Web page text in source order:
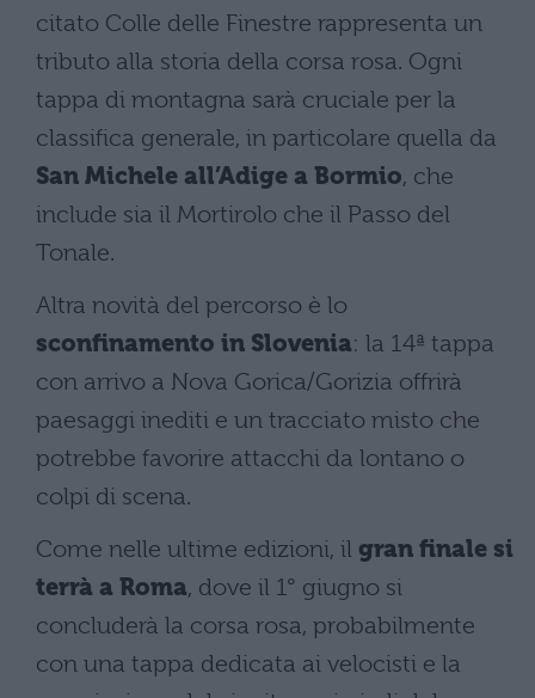
citato Colle delle Finestre rappresenta un
tributo alla storia della corsa rosa. Ogni
tappa di montagna sarà cruciale per la
classifica generale, in particolare quella da
San Michele all’Adige a Bormio, che
include sia il Mortirolo che il Passo del
Tonale.
Altra novità del percorso è lo
sconfinamento in Slovenia: la 14ª tappa
con arrivo a Nova Gorica/Gorizia offrirà
paesaggi inediti e un tracciato misto che
potrebbe favorire attacchi da lontano o
colpi di scena.
Come nelle ultime edizioni, il gran finale si
terrà a Roma, dove il 1° giugno si
concluderà la corsa rosa, probabilmente
con una tappa dedicata ai velocisti e la